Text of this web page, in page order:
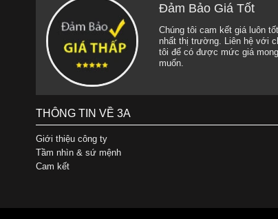
Đảm Bảo Giá Tốt
Chúng tôi cam kết giá luôn tốt
nhất thị trường. Liên hệ với
tôi để có được mức giá mong
muốn.
THÔNG TIN VỀ 3A
Giới thiệu công ty
Tầm nhìn & sứ mệnh
Cam kết